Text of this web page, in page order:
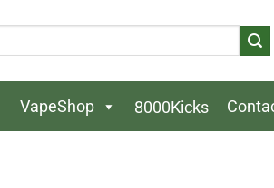
VapeShop 8000Kicks